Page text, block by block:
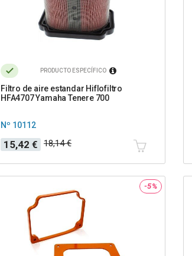
PRODUCTO ESPECÍFICO
Filtro de aire estandar Hiflofiltro
HFA4707 Yamaha Tenere 700
Nº 10112
Precio
15,42 €
Precio
base
18,14 €
-5%